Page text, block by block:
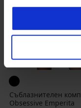
-20 % BRA20
Съблазнителен
Obsessive Emperita